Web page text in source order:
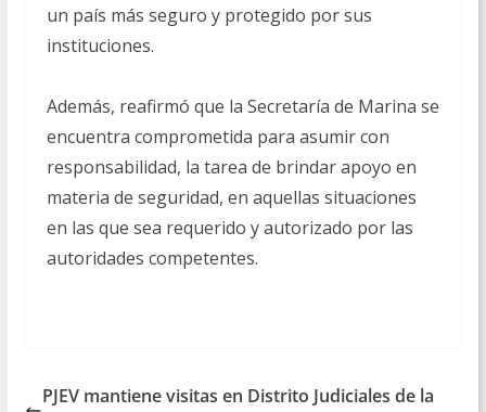
un país más seguro y protegido por sus
instituciones.
Además, reafirmó que la Secretaría de Marina se
encuentra comprometida para asumir con
responsabilidad, la tarea de brindar apoyo en
materia de seguridad, en aquellas situaciones
en las que sea requerido y autorizado por las
autoridades competentes.
PJEV mantiene visitas en Distrito Judiciales de la